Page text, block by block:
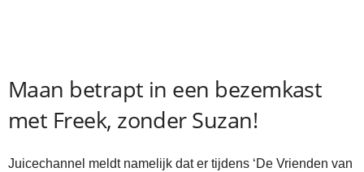
Maan betrapt in een bezemkast
met Freek, zonder Suzan!
Juicechannel meldt namelijk dat er tijdens ‘De Vrienden van